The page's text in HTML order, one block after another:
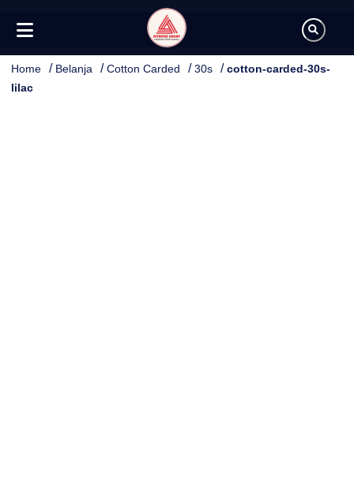
Home / Belanja /Cotton Carded /30s /cotton-carded-30s-
lilac